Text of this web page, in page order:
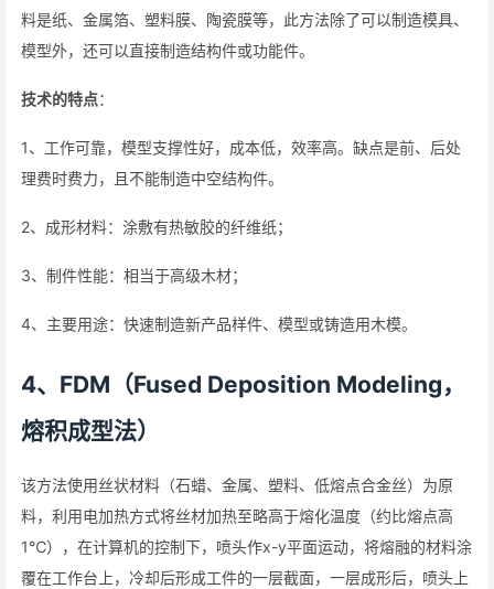
料是纸、金属箔、塑料膜、陶瓷膜等，此方法除了可以制造模具、
模型外，还可以直接制造结构件或功能件。
技术的特点：
1、工作可靠，模型支撑性好，成本低，效率高。缺点是前、后处
理费时费力，且不能制造中空结构件。
2、成形材料：涂敷有热敏胶的纤维纸；
3、制件性能：相当于高级木材；
4、主要用途：快速制造新产品样件、模型或铸造用木模。
4、FDM（Fused Deposition Modeling，
熔积成型法）
该方法使用丝状材料（石蜡、金属、塑料、低熔点合金丝）为原
料，利用电加热方式将丝材加热至略高于熔化温度（约比熔点高
1℃），在计算机的控制下，喷头作x-y平面运动，将熔融的材料涂
覆在工作台上，冷却后形成工件的一层截面，一层成形后，喷头上